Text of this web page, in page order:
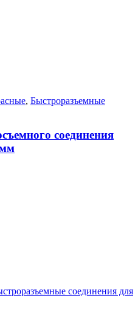
, Быстроразъемные
соединения
соединения для